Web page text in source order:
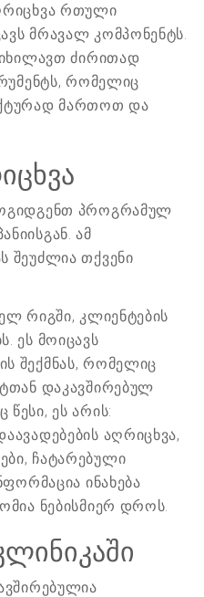
რთული
მრავალ კომპონენტს.
ძირითად
რომელიც
მართოთ და
პროგრამულ
ამ
შეუძლია თქვენი
რიგში, კლიენტების
ეს მოიცავს
შექმნას, რომელიც
დაკავშირებულ
ეს არის:
აღრიცხვა,
ჩატარებული
ინახება
ნებისმიერ დროს.